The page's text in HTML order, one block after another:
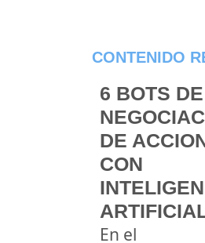
CONTENIDO
6 BOTS DE
DE
CON
En el